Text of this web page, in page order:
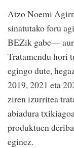
Atzo Noemi
sinatutako foru
BEZik gabe—
Tratamendu hori
egingo dute,
2019, 2021 eta
ziren izurritea
abiadura
produktuen
eginez.